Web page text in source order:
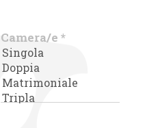
Camera/e *